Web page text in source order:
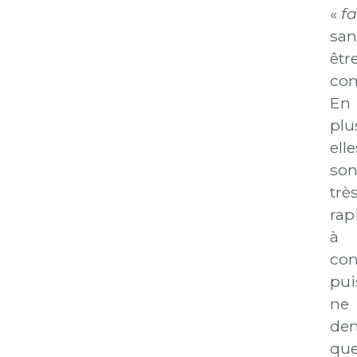
«
En
à
ne